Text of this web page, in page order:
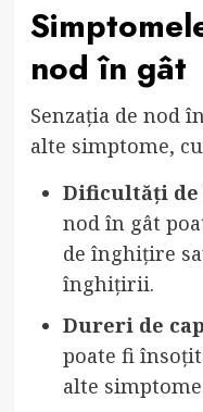
nod în gât
Senzația de nod
alte simptome,
Dificultăți
nod în gât
de înghițire
înghițirii.
Dureri de cap
poate fi
alte